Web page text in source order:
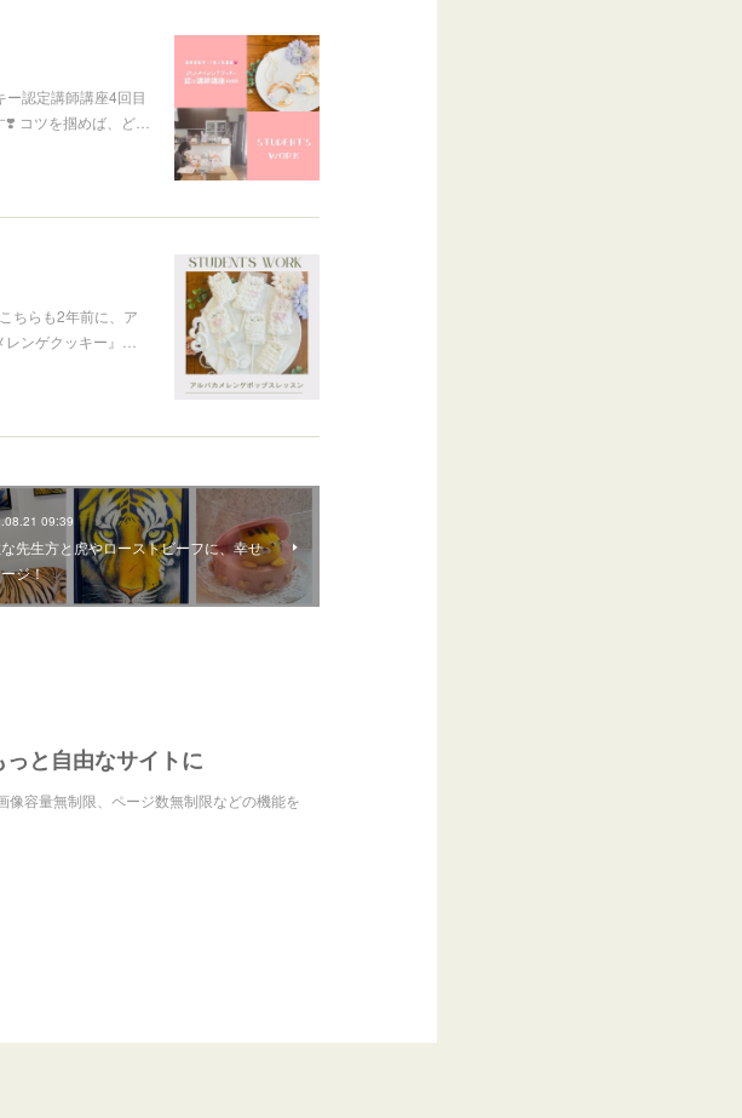
認定講師講座4回目
コツを掴めば、ど…
ちらも2年前に、ア
ンゲクッキー』…
09:39
先生方と虎やローストビーフに、幸せ
ジ！
と自由なサイトに
容量無制限、ページ数無制限などの機能を